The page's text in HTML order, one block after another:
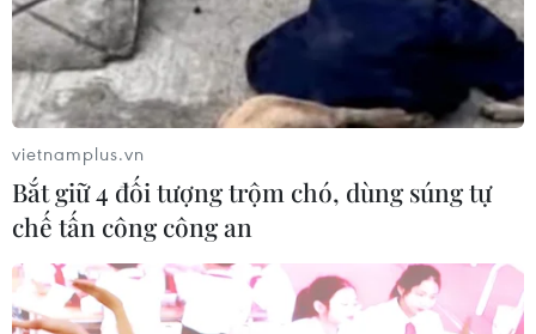
vietnamplus.vn
Bắt giữ 4 đối tượng trộm chó, dùng súng tự
chế tấn công công an